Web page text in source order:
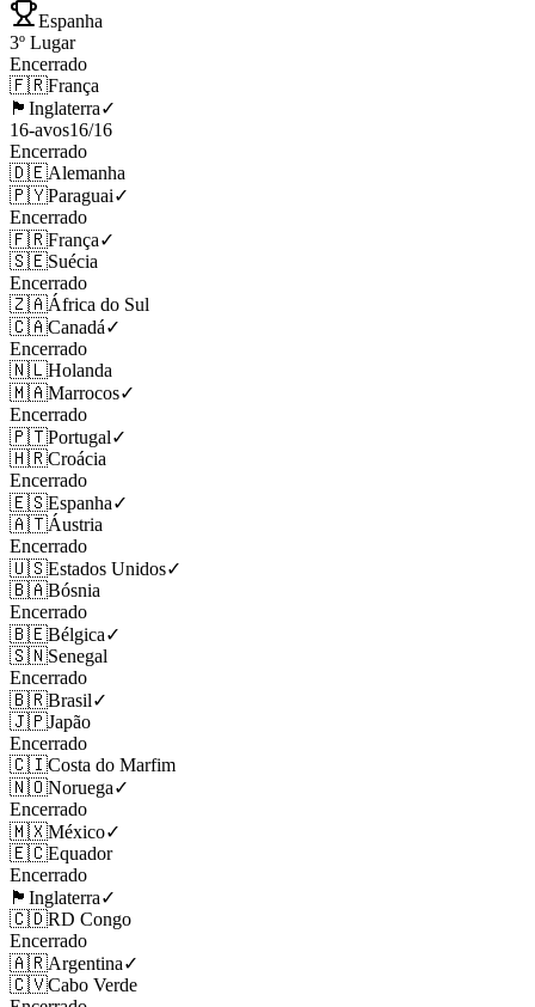
Espanha
3º Lugar
Encerrado
🇫🇷França
🏴󠁧󠁢󠁥󠁮󠁧󠁿 Inglaterra✓
16-avos16/16
Encerrado
🇩🇪Alemanha
🇵🇾Paraguai✓
Encerrado
🇫🇷França✓
🇸🇪Suécia
Encerrado
🇿🇦África do Sul
🇨🇦Canadá✓
Encerrado
🇳🇱Holanda
🇲🇦Marrocos✓
Encerrado
🇵🇹Portugal✓
🇭🇷Croácia
Encerrado
🇪🇸Espanha✓
🇦🇹Áustria
Encerrado
🇺🇸Estados Unidos✓
🇧🇦Bósnia
Encerrado
🇧🇪Bélgica✓
🇸🇳Senegal
Encerrado
🇧🇷Brasil✓
🇯🇵Japão
Encerrado
🇨🇮Costa do Marfim
🇳🇴Noruega✓
Encerrado
🇲🇽México✓
🇪🇨Equador
Encerrado
🏴󠁧󠁢󠁥󠁮󠁧󠁿 Inglaterra✓
🇨🇩RD Congo
Encerrado
🇦🇷Argentina✓
🇨🇻Cabo Verde